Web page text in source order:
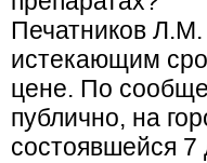
Печатников Л.М.
истекающим
цене. По
публично, на
состоявшейся 7